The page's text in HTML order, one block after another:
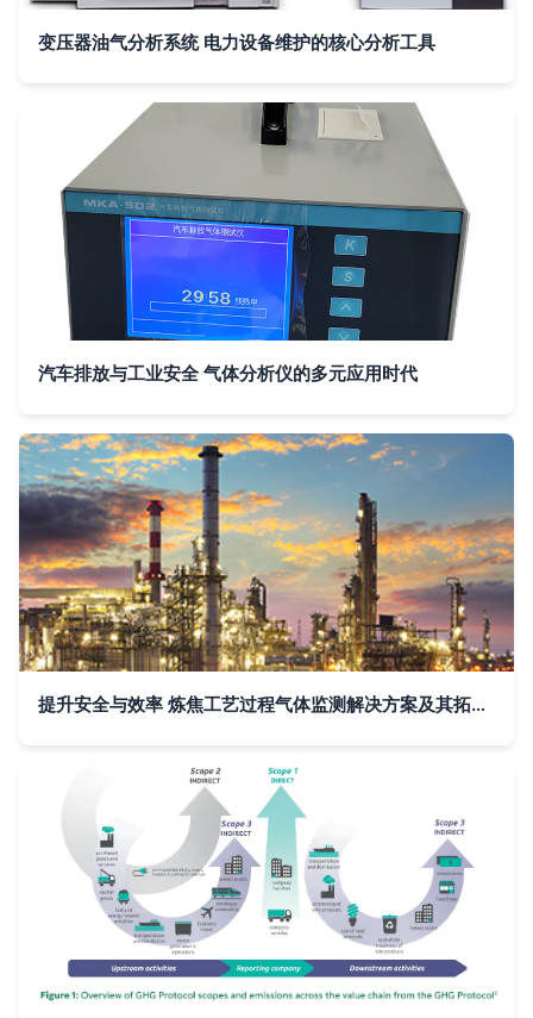
变压器油气分析系统 电力设备维护的核心分析工具
汽车排放与工业安全 气体分析仪的多元应用时代
提升安全与效率 炼焦工艺过程气体监测解决方案及其拓展应用